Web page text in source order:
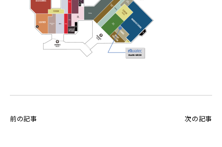
前の記事 次の記事